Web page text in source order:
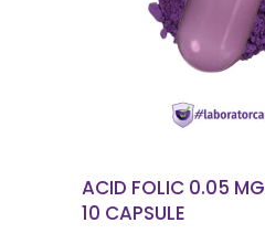
ACID FOLIC 0.05 MG
10 CAPSULE